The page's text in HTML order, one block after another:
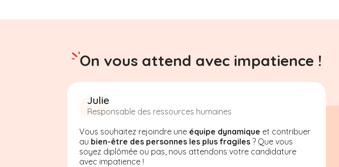
On vous attend avec impatience !
Julie
Responsable des ressources humaines
Vous souhaitez rejoindre une équipe dynamique et contribuer
au bien-être des personnes les plus fragiles ? Que vous
soyez diplômée ou pas, nous attendons votre candidature
avec impatience !